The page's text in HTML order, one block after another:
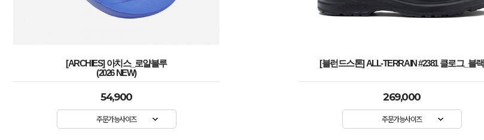
[ARCHIES] 아치스_로얄블루
(2026 NEW)
54,900
주문가능사이즈
[블런드스톤] ALL-TERRAIN #2381 클로그_블랙
269,000
주문가능사이즈